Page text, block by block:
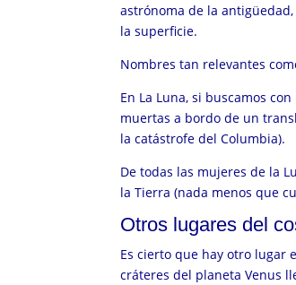
astrónoma de la
la superficie.
Nombres tan relevantes
En La Luna, si buscamos
muertas a bordo de un
la catástrofe del Columbia).
De todas las mujeres de la
la Tierra (nada menos que
Otros lugares del
Es cierto que hay otro lugar
cráteres del planeta Venus